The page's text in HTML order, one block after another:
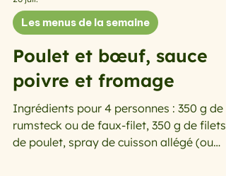
20 juil.
Les menus de la semaine
Poulet et bœuf, sauce